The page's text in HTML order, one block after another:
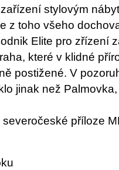
stylovým
z toho všeho
Elite pro zřízení
které v klidné
postižené. V
jinak než
příloze